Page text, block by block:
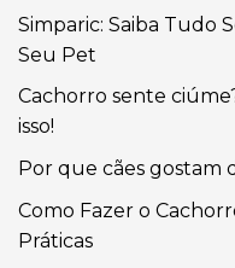
Simparic: Saiba Tudo
Seu Pet
Cachorro sente
isso!
Por que cães gostam
Como Fazer o
Práticas